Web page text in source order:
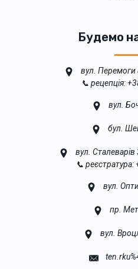
Будемо
вул. Перемоги
📞 рецепція:
вул.
бул.
вул. Сталеварів
📞
вул.
пр.
вул.